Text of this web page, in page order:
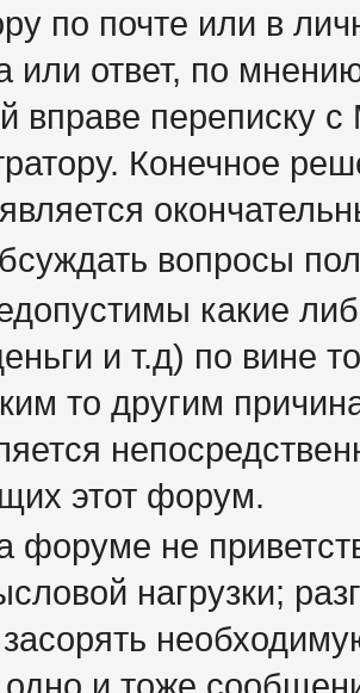
по почте или в
или ответ, по
вправе переписку
Конечное
вопросы
какие
и т.д) по вине
то другим
этот форум.
форуме не
нагрузки;